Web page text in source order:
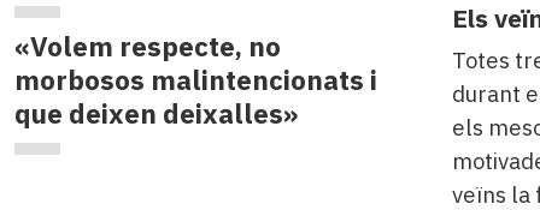
«Volem respecte, no
morbosos malintencionats i
que deixen deixalles»
Els
Totes
durant
els
veïns la